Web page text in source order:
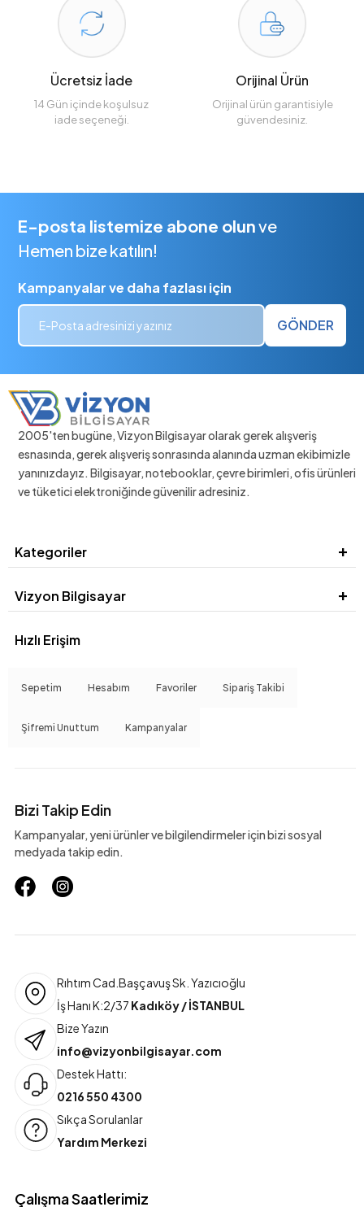
Ücretsiz İade
14 Gün içinde koşulsuz
iade seçeneği.
Orijinal Ürün
Orijinal ürün garantisiyle
güvendesiniz.
E-posta listemize abone olunve
Hemen bize katılın!
Kampanyalar ve daha fazlası için
GÖNDER
2005'ten bugüne, Vizyon Bilgisayar olarak gerek alışveriş
esnasında, gerek alışveriş sonrasında alanında uzman ekibimizle
yanınızdayız. Bilgisayar, notebooklar, çevre birimleri, ofis ürünleri
ve tüketici elektroniğinde güvenilir adresiniz.
Kategoriler
Vizyon Bilgisayar
Hızlı Erişim
Sepetim Hesabım Favoriler Sipariş Takibi
Şifremi Unuttum Kampanyalar
Bizi Takip Edin
Kampanyalar, yeni ürünler ve bilgilendirmeler için bizi sosyal
medyada takip edin.
Rıhtım Cad.Başçavuş Sk. Yazıcıoğlu
İş Hanı K:2/37 Kadıköy / İSTANBUL
Bize Yazın
info@vizyonbilgisayar.com
Destek Hattı:
0216 550 4300
Sıkça Sorulanlar
Yardım Merkezi
Çalışma Saatlerimiz